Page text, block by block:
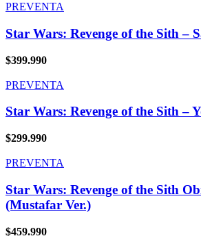
PREVENTA
Star Wars: Revenge of the Sith –
$399.990
PREVENTA
Star Wars: Revenge of the Sith –
$299.990
PREVENTA
Star Wars: Revenge of the Sith
(Mustafar Ver.)
$459.990